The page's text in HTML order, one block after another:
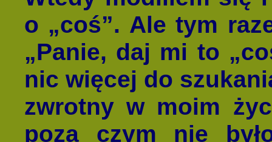
o „coś”. Ale tym
„Panie, daj mi to
nic więcej do
zwrotny w moim
poza czym nie